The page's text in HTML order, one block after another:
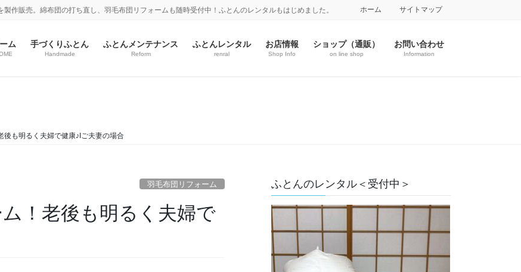
作販売。綿布団の打ち直し、羽毛布団リフォームも随時受付中！ふとんのレンタルもはじめました。 ホーム サイトマップ
ム 手づくりふとん
Handmade
ふとんメンテナンス
Reform
ふとんレンタル
renral
お店情報
Shop Info
ショップ（通販）
on line shop
お問い合わせ
Information
後も明るく夫婦で健康♪Iご夫妻の場合
羽毛布団リフォーム
！老後も明るく夫婦で
ふとんのレンタル＜受付中＞